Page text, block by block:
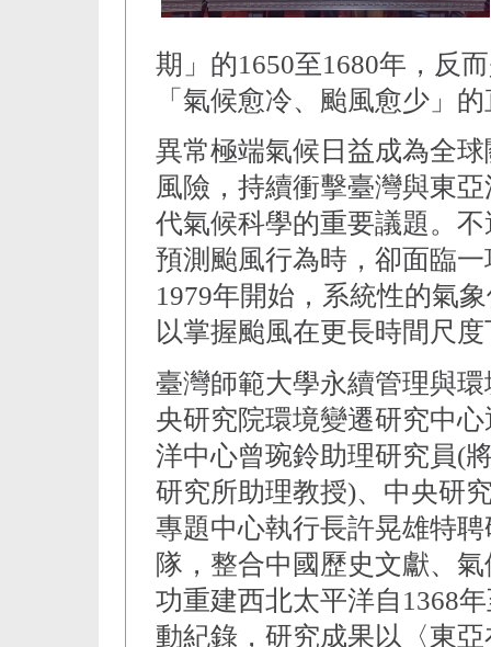
期」的1650至1680年，反
「氣候愈冷、颱風愈少」
異常極端氣候日益成為全
風險，持續衝擊臺灣與東
代氣候科學的重要議題。
預測颱風行為時，卻面臨
1979年開始，系統性的氣
以掌握颱風在更長時間尺
臺灣師範大學永續管理與
央研究院環境變遷研究中
洋中心曾琬鈴助理研究員(
研究所助理教授)、中央研
專題中心執行長許晃雄特
隊，整合中國歷史文獻、
功重建西北太平洋自1368
動紀錄，研究成果以〈東